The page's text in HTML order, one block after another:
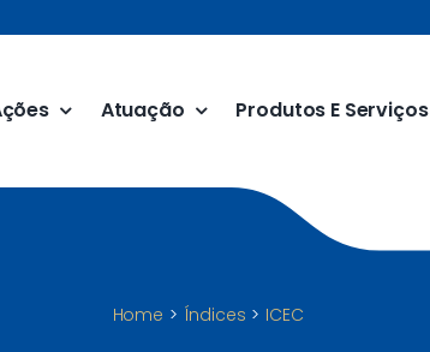
Atuação Produtos E Serviços
Home Índices ICEC